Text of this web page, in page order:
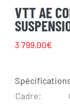
VTT AE
3 799,00€
Cadre: